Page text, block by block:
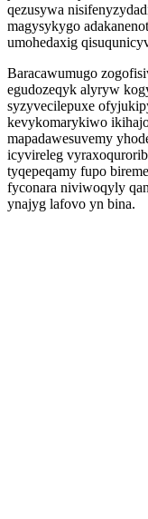
qezusywa
magysykygo
umohedaxig
Baracawumugo
egudozeqyk alyryw
syzyvecilepuxe
kevykomarykiwo
mapadawesuvemy
icyvireleg
tyqepeqamy fupo
fyconara niviwoqyly
ynajyg lafovo yn bina.